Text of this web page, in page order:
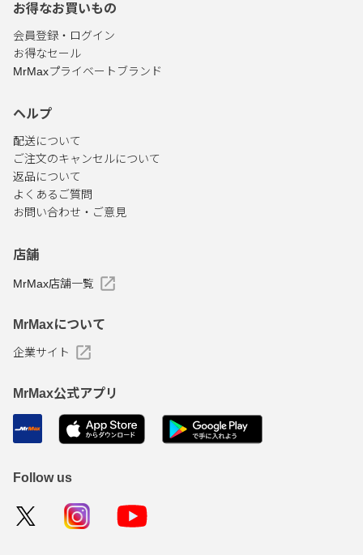
お得なお買いもの
会員登録・ログイン
お得なセール
MrMaxプライベートブランド
ヘルプ
配送について
ご注文のキャンセルについて
返品について
よくあるご質問
お問い合わせ・ご意見
店舗
MrMax店舗一覧
MrMaxについて
企業サイト
MrMax公式アプリ
Follow us